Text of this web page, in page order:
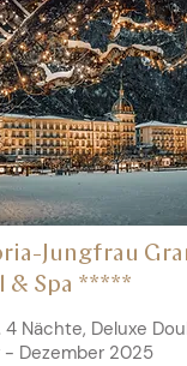
Jungfrau
& Spa *****
4 Nächte, Deluxe
- Dezember 2025